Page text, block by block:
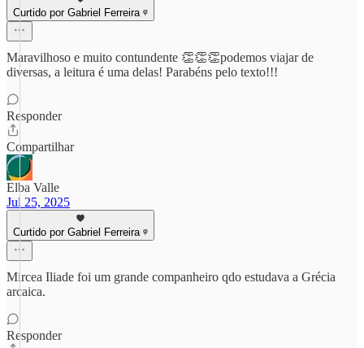
Curtido por Gabriel Ferreira ᵠ
Maravilhoso e muito contundente 👏👏👏podemos viajar de
diversas, a leitura é uma delas! Parabéns pelo texto!!!
Responder
Compartilhar
Elba Valle
Jul 25, 2025
Curtido por Gabriel Ferreira ᵠ
Mircea Iliade foi um grande companheiro qdo estudava a Grécia
arcaica.
Responder